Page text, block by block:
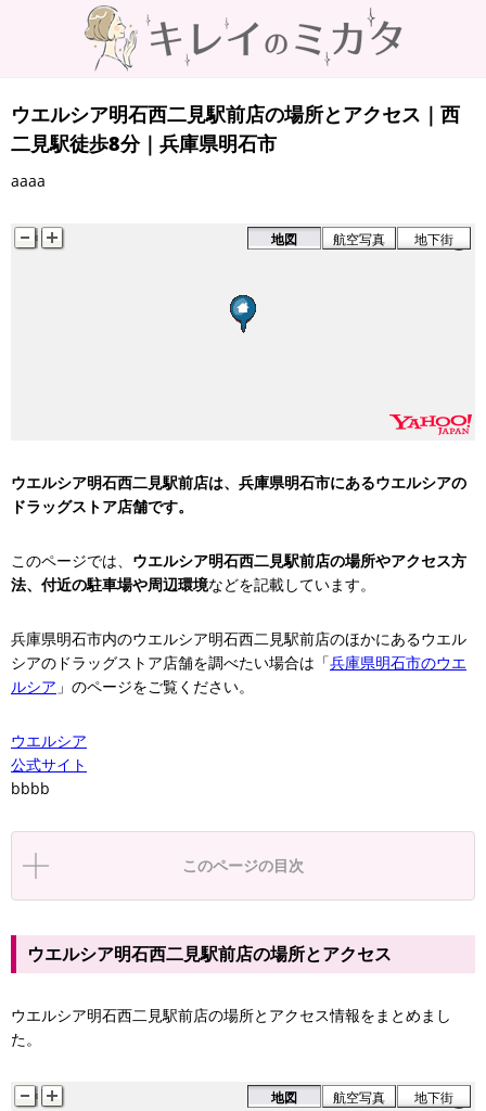
ウエルシア明石西二見駅前店の場所とアクセス｜西
二見駅徒歩8分｜兵庫県明石市
aaaa
地図 航空写真 地下街
ウエルシア明石西二見駅前店は、兵庫県明石市にあるウエルシアの
ドラッグストア店舗です。
このページでは、 ウエルシア明石西二見駅前店の場所やアクセス方
法、付近の駐車場や周辺環境などを記載しています。
兵庫県明石市内のウエルシア明石西二見駅前店のほかにあるウエル
シアのドラッグストア店舗を調べたい場合は「兵庫県明石市のウエ
ルシア 」のページをご覧ください。
ウエルシア
公式サイト
bbbb
このページの目次
ウエルシア明石西二見駅前店の場所とアクセス
ウエルシア明石西二見駅前店の場所とアクセス情報をまとめまし
た。
地図 航空写真 地下街